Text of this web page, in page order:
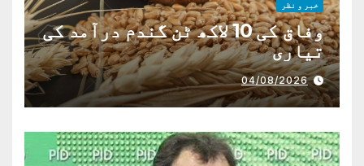
خبر و نظر
وفاق کی 10 لاکھ ٹن گندم درآمد کی
تیاری
04/08/2026